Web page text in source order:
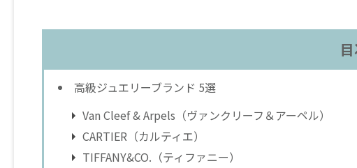
高級ジュエリーブランド 5選
Van Cleef & Arpels（ヴァンクリーフ＆アーペル）
CARTIER（カルティエ）
TIFFANY&CO.（ティファニー）